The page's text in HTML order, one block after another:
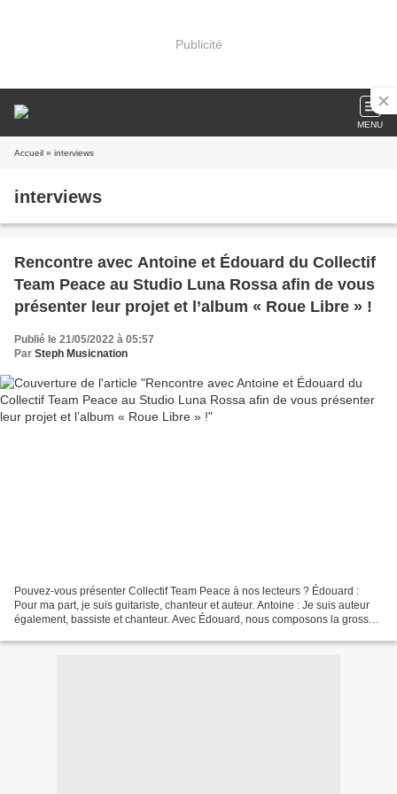
Publicité
MENU
Accueil » interviews
interviews
Rencontre avec Antoine et Édouard du Collectif
Team Peace au Studio Luna Rossa afin de vous
présenter leur projet et l’album « Roue Libre » !
Publié le 21/05/2022 à 05:57
Par Steph Musicnation
Pouvez-vous présenter Collectif Team Peace à nos lecteurs ? Édouard :
Pour ma part, je suis guitariste, chanteur et auteur. Antoine : Je suis auteur
également, bassiste et chanteur. Avec Édouard, nous composons la grosse